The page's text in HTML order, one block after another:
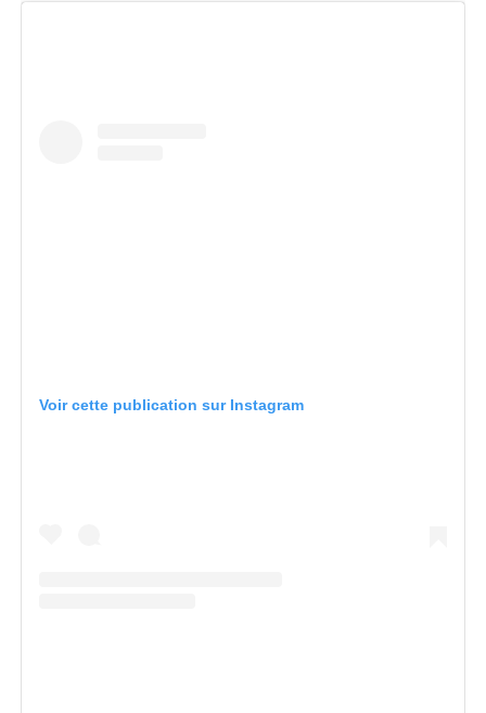
Voir cette publication sur Instagram